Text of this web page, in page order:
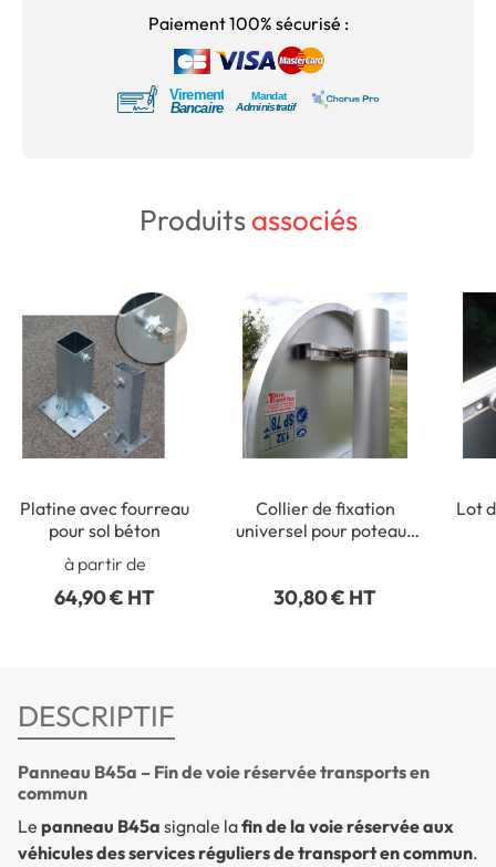
Paiement 100% sécurisé :
Produitsassociés
Platine avec fourreau
pour sol béton
à partir de
64,90 € HT
Collier de fixation
universel pour poteaux
30,80 € HT
Lot
DESCRIPTIF
Panneau B45a – Fin de voie réservée transports en
commun
Le panneau B45a signale lafin de la voie réservée aux
véhicules des services réguliers de transport en commun.